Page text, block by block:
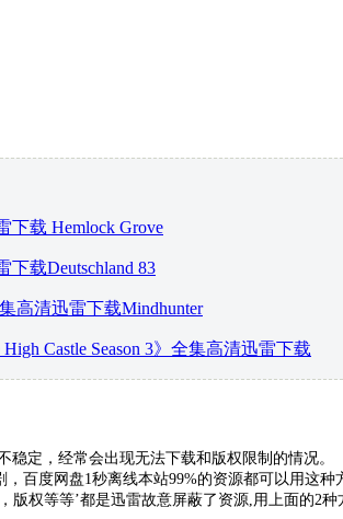
下载 Hemlock Grove
下载Deutschland 83
高清迅雷下载Mindhunter
Castle Season 3》全集高清迅雷下载
定，经常会出现无法下载和版权限制的情况。
百度网盘1秒离线本站99%的资源都可以用这种
版权等等’都是迅雷故意屏蔽了资源,用上面的2种